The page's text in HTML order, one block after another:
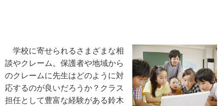
学校に寄せられるさまざまな相
談やクレーム。保護者や地域から
のクレームに先生はどのように対
応するのが良いだろうか？クラス
担任として豊富な経験がある鈴木